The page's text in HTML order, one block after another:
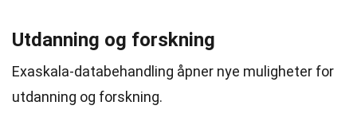
Utdanning og forskning
Exaskala-databehandling åpner nye muligheter for
utdanning og forskning.